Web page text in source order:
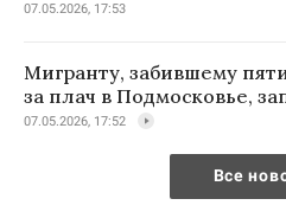
07.05.2026, 17:53
Мигранту, забившему
за плач в Подмосковье,
07.05.2026, 17:52
Все